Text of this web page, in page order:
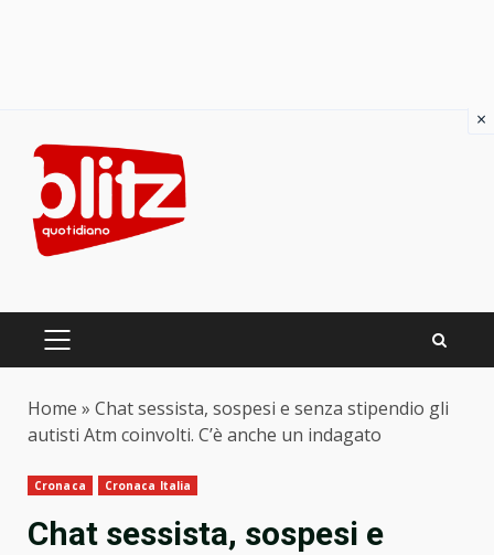
content
PRIMARY
Home » Chat sessista, sospesi e senza stipendio gli
autisti Atm coinvolti. C’è anche un indagato
Cronaca Cronaca Italia
Chat sessista, sospesi e
×